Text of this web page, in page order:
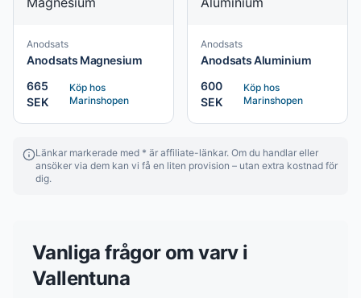
Anodsats
Anodsats Magnesium
665
SEK
Köp hos
Marinshopen
Anodsats
Anodsats Aluminium
600
SEK
Köp hos
Marinshopen
Länkar markerade med * är affiliate-länkar. Om du handlar eller
ansöker via dem kan vi få en liten provision – utan extra kostnad för
dig.
Vanliga frågor omvarvi
Vallentuna